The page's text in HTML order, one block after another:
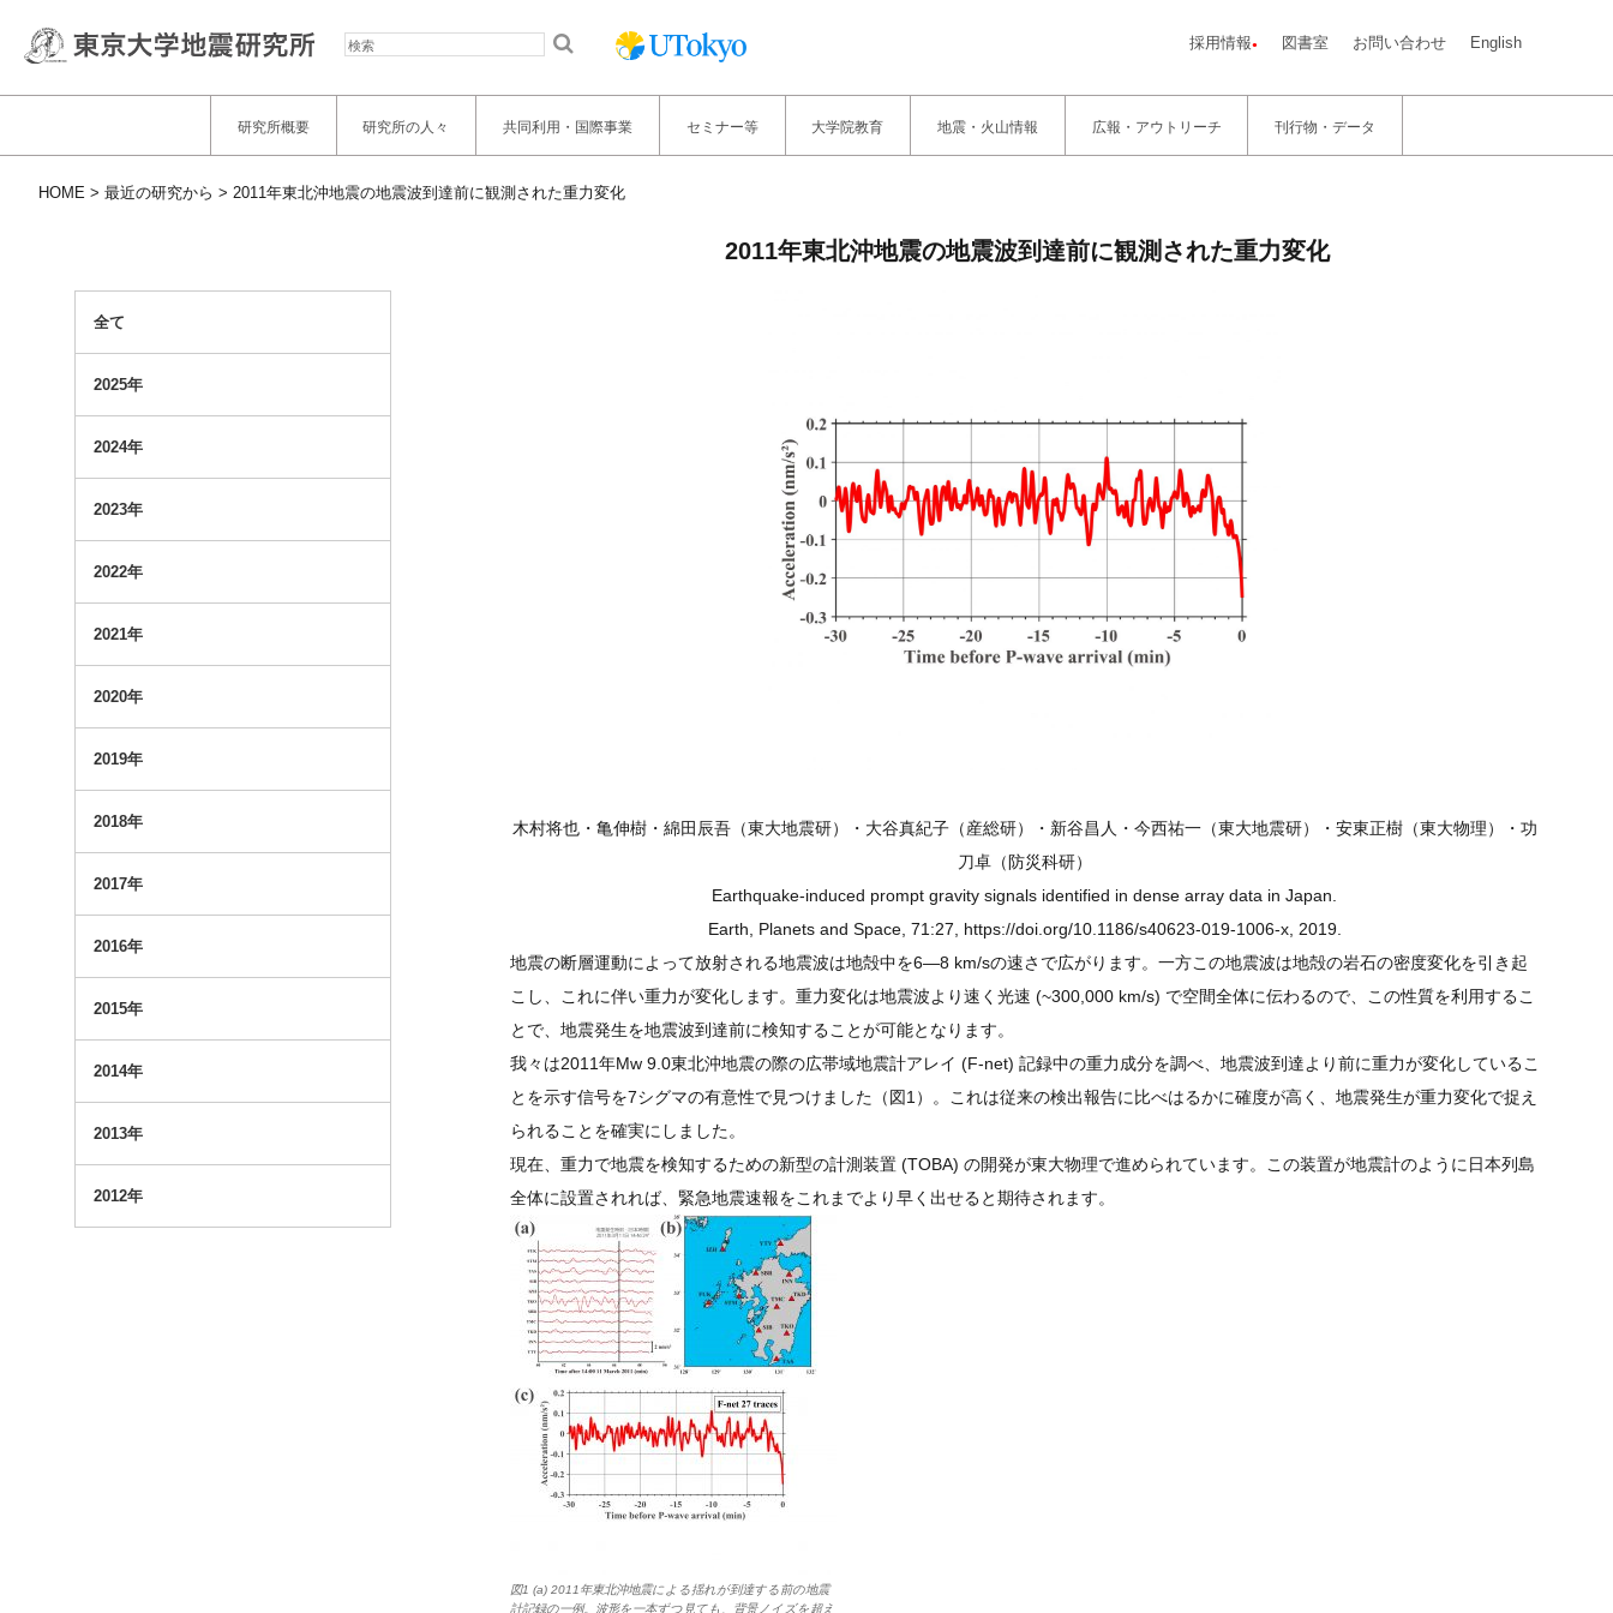
採用情報 図書室 お問い合わせ English
研究所概要 研究所の人々 共同利用・国際事業 セミナー等 大学院教育 地震・火山情報 広報・アウトリーチ 刊行物・データ
HOME 最近の研究から 2011年東北沖地震の地震波到達前に観測された重力変化
全て
2025年
2024年
2023年
2022年
2021年
2020年
2019年
2018年
2017年
2016年
2015年
2014年
2013年
2012年
2011年東北沖地震の地震波到達前に観測された重力変化
木村将也・亀伸樹・綿田辰吾（東大地震研）・大谷真紀子（産総研）・新谷昌人・今西祐一（東大地震研）・安東正樹（東大物理）・功
刀卓（防災科研）
Earthquake-induced prompt gravity signals identified in dense array data in Japan.
Earth, Planets and Space, 71:27, https://doi.org/10.1186/s40623-019-1006-x, 2019.
地震の断層運動によって放射される地震波は地殻中を6—8 km/sの速さで広がります。一方この地震波は地殻の岩石の密度変化を引き起
こし、これに伴い重力が変化します。重力変化は地震波より速く光速 (~300,000 km/s) で空間全体に伝わるので、この性質を利用するこ
とで、地震発生を地震波到達前に検知することが可能となります。
我々は2011年Mw 9.0東北沖地震の際の広帯域地震計アレイ (F-net) 記録中の重力成分を調べ、地震波到達より前に重力が変化しているこ
とを示す信号を7シグマの有意性で見つけました（図1）。これは従来の検出報告に比べはるかに確度が高く、地震発生が重力変化で捉え
られることを確実にしました。
現在、重力で地震を検知するための新型の計測装置 (TOBA) の開発が東大物理で進められています。この装置が地震計のように日本列島
全体に設置されれば、緊急地震速報をこれまでより早く出せると期待されます。
図1 (a) 2011年東北沖地震による揺れが到達する前の地震
計記録の一例。波形を一本ずつ見ても、背景ノイズを超え